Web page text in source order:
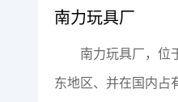
南力玩具厂
南力玩具厂，位
东地区、并在国内占